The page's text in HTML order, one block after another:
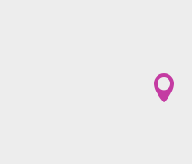
